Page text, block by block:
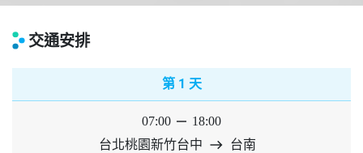
交通安排
第 1 天
07:00 horizontal_rule 18:00
台北桃園新竹台中 east 台南